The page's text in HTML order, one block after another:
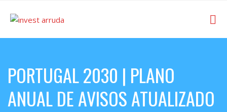
PORTUGAL 2030 | PLANO
ANUAL DE AVISOS ATUALIZADO